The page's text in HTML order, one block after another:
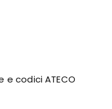
codici ATECO